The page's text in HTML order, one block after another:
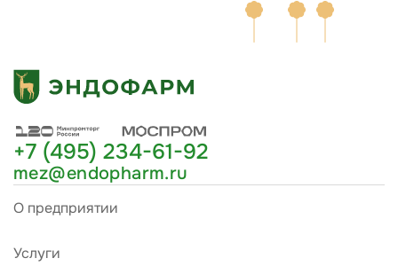
+7 (495) 234-61-92
mez@endopharm.ru
О предприятии
Услуги